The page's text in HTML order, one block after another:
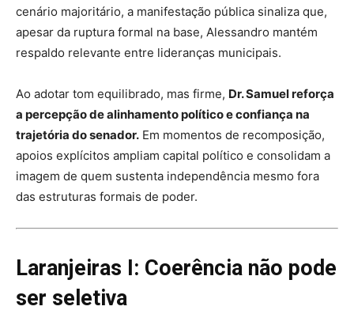
cenário majoritário, a manifestação pública sinaliza que,
apesar da ruptura formal na base, Alessandro mantém
respaldo relevante entre lideranças municipais.
Ao adotar tom equilibrado, mas firme, Dr. Samuel reforça
a percepção de alinhamento político e confiança na
trajetória do senador. Em momentos de recomposição,
apoios explícitos ampliam capital político e consolidam a
imagem de quem sustenta independência mesmo fora
das estruturas formais de poder.
Laranjeiras I: Coerência não pode
ser seletiva